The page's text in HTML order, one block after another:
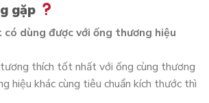
gặp
dùng được với ống thương hiệu
thích tốt nhất với ống cùng thương
hiệu khác cùng tiêu chuẩn kích thước thì